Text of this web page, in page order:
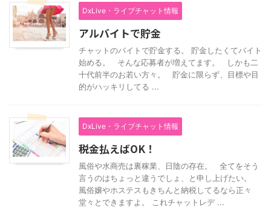
DxLive・ライブチャット情報
アルバイトで貯金
チャットのバイトで貯金する。 貯金したくてバイト
始める。 そんな応募者が増えてます。 しかも二
十代前半のお若い方々。 貯金に限らず、目標や目
的がハッキリしてる ...
DxLive・ライブチャット情報
税金払えばOK！
風俗や水商売は裏稼業、日陰の存在。 全てをそう
言うのはちょっと違うでしょ、と申し上げたい。
風俗嬢やホステスもきちんと納税してるなら正々
堂々とできますよ。 これチャットレデ ...